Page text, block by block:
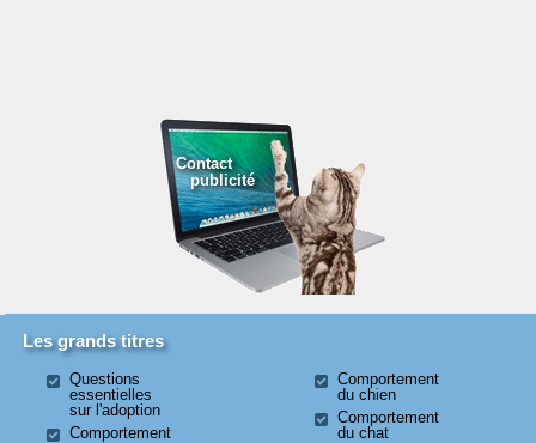
Contact
publicité
Les grands titres
Questions
essentielles
sur l'adoption
Comportement
Comportement
du chien
Comportement
du chat